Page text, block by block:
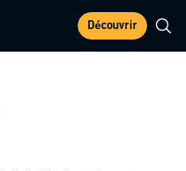
Découvrir